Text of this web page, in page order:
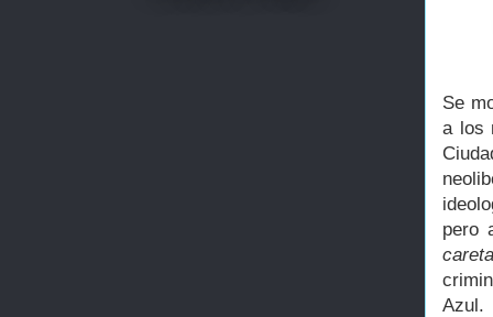
Se
a los
pero